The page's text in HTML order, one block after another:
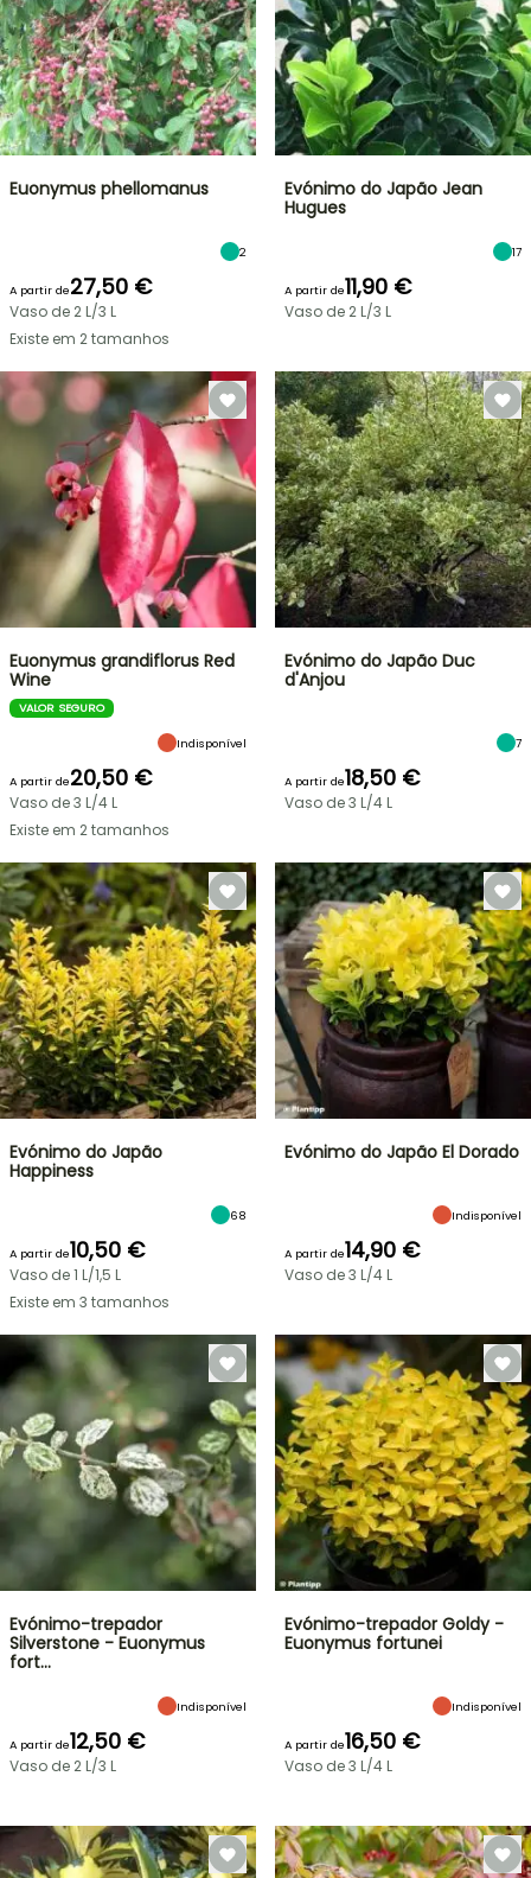
Euonymus phellomanus
2
A partir de27,50 €
Vaso de 2 L/3 L
Existe em 2 tamanhos
Evónimo do Japão Jean
Hugues
17
A partir de11,90 €
Vaso de 2 L/3 L
Euonymus grandiflorus Red
Wine
VALOR SEGURO
Indisponível
A partir de20,50 €
Vaso de 3 L/4 L
Existe em 2 tamanhos
Evónimo do Japão Duc
d'Anjou
7
A partir de18,50 €
Vaso de 3 L/4 L
Evónimo do Japão
Happiness
68
A partir de10,50 €
Vaso de 1 L/1,5 L
Existe em 3 tamanhos
Evónimo do Japão El Dorado
Indisponível
A partir de14,90 €
Vaso de 3 L/4 L
Evónimo-trepador
Silverstone - Euonymus
fort…
Indisponível
A partir de12,50 €
Vaso de 2 L/3 L
Evónimo-trepador Goldy -
Euonymus fortunei
Indisponível
A partir de16,50 €
Vaso de 3 L/4 L